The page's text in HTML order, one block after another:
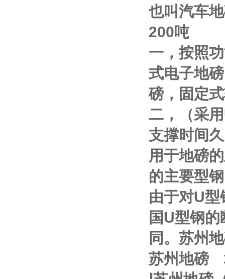
也叫汽车
200吨
一，按照
式电子地
磅，固定
二，（采用
支撑时间
用于地磅
的主要型
由于对U型
国U型钢的
同。 苏州
苏州地磅